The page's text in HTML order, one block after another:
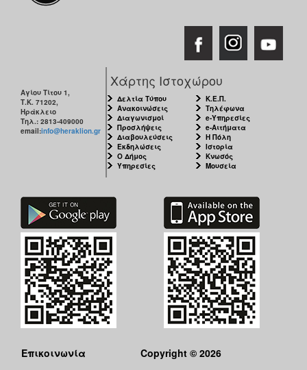
Αγίου Τίτου 1,
Τ.Κ. 71202,
Ηράκλειο
Τηλ.: 2813-409000
email:info@heraklion.gr
Χάρτης Ιστοχώρου
Δελτία Τύπου
Ανακοινώσεις
Διαγωνισμοί
Προσλήψεις
Διαβουλεύσεις
Εκδηλώσεις
Ο Δήμος
Υπηρεσίες
Κ.Ε.Π.
Τηλέφωνα
e-Υπηρεσίες
e-Αιτήματα
Η Πόλη
Ιστορία
Κνωσός
Μουσεία
Επικοινωνία Copyright © 2026